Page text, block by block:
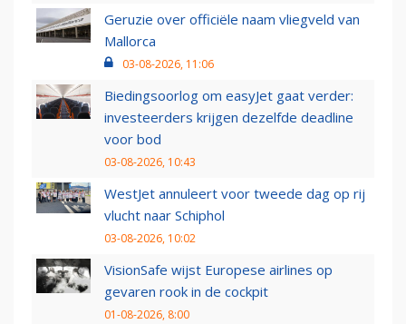
Geruzie over officiële naam vliegveld van
Mallorca
03-08-2026, 11:06
Biedingsoorlog om easyJet gaat verder:
investeerders krijgen dezelfde deadline
voor bod
03-08-2026, 10:43
WestJet annuleert voor tweede dag op rij
vlucht naar Schiphol
03-08-2026, 10:02
VisionSafe wijst Europese airlines op
gevaren rook in de cockpit
01-08-2026, 8:00